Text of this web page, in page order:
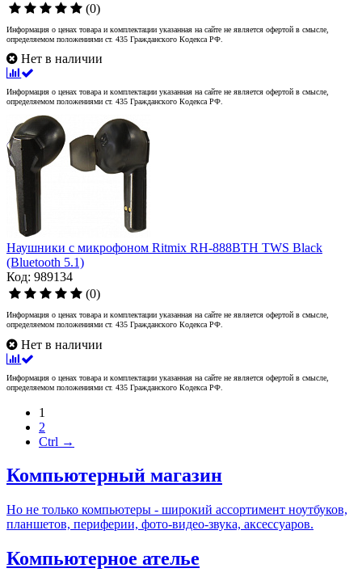
(0)
Информация о ценах товара и комплектации указанная на сайте не является офертой в смысле,
определяемом положениями ст. 435 Гражданского Кодекса РФ.
Нет в наличии
Информация о ценах товара и комплектации указанная на сайте не является офертой в смысле,
определяемом положениями ст. 435 Гражданского Кодекса РФ.
Наушники с микрофоном Ritmix RH-888BTH TWS Black
(Bluetooth 5.1)
Код: 989134
(0)
Информация о ценах товара и комплектации указанная на сайте не является офертой в смысле,
определяемом положениями ст. 435 Гражданского Кодекса РФ.
Нет в наличии
Информация о ценах товара и комплектации указанная на сайте не является офертой в смысле,
определяемом положениями ст. 435 Гражданского Кодекса РФ.
1
2
Ctrl →
Компьютерный магазин
Но не только компьютеры - широкий ассортимент ноутбуков,
планшетов, периферии, фото-видео-звука, аксессуаров.
Компьютерное ателье